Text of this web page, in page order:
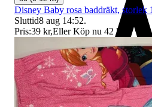
Disney Baby rosa baddräkt, storlek
Sluttid8 aug 14:52.
Pris:39 kr,Eller Köp nu 42 kr